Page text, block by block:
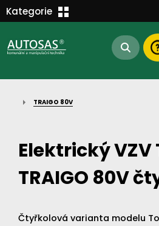
Kategorie
MANIPULAČNÍ TECHNIKA
BAGRY A MANIPULÁTORY
S-BAT ENERGY
23112 185
Kontakt
TRAIGO 80V
Elektrický VZV
TRAIGO 80V
Čtyřkolová varianta modelu